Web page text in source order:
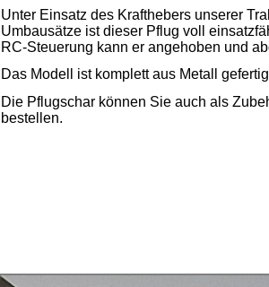
Unter Einsatz des Krafthebers unserer
Umbausätze ist dieser Pflug voll
RC-Steuerung kann er angehoben und
Das Modell ist komplett aus Metall
Die Pflugschar können Sie auch als
bestellen.